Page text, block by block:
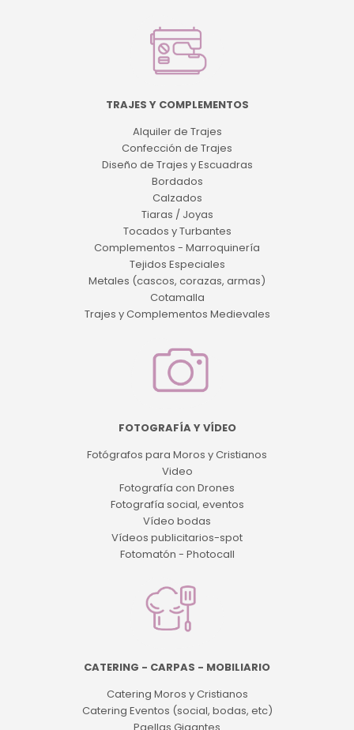
TRAJES Y COMPLEMENTOS
Alquiler de Trajes
Confección de Trajes
Diseño de Trajes y Escuadras
Bordados
Calzados
Tiaras / Joyas
Tocados y Turbantes
Complementos - Marroquinería
Tejidos Especiales
Metales (cascos, corazas, armas)
Cotamalla
Trajes y Complementos Medievales
FOTOGRAFÍA Y VÍDEO
Fotógrafos para Moros y Cristianos
Video
Fotografía con Drones
Fotografía social, eventos
Vídeo bodas
Vídeos publicitarios-spot
Fotomatón - Photocall
CATERING - CARPAS - MOBILIARIO
Catering Moros y Cristianos
Catering Eventos (social, bodas, etc)